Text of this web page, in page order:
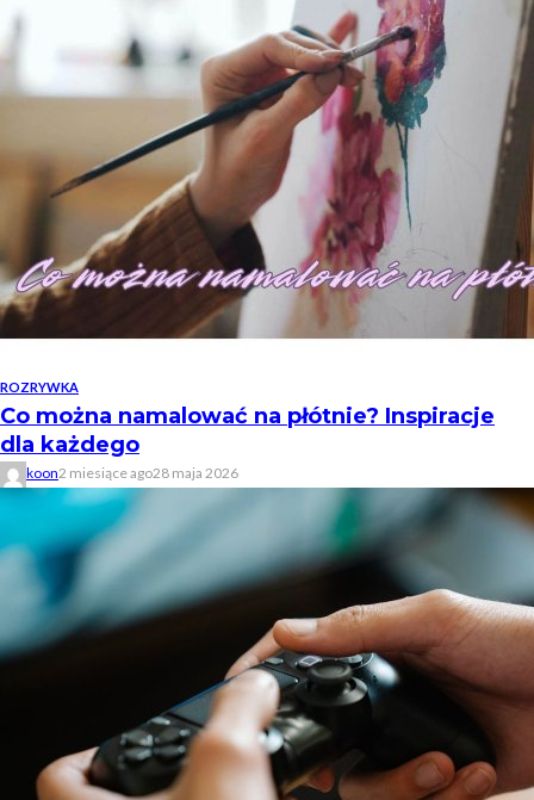
ROZRYWKA
Co można namalować na płótnie? Inspiracje
dla każdego
koon2 miesiące ago28 maja 2026